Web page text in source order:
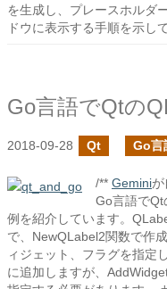
を生成し、プレースホルダ
ドウに表示する手順を示し
Go言語でQtの
2018-09-28 Qt Go言
/** Gemini
Go言語でQt
例を紹介しています。
で、NewQLabel2関数で作
ィジェット、フラグを指定
に追加しますが、